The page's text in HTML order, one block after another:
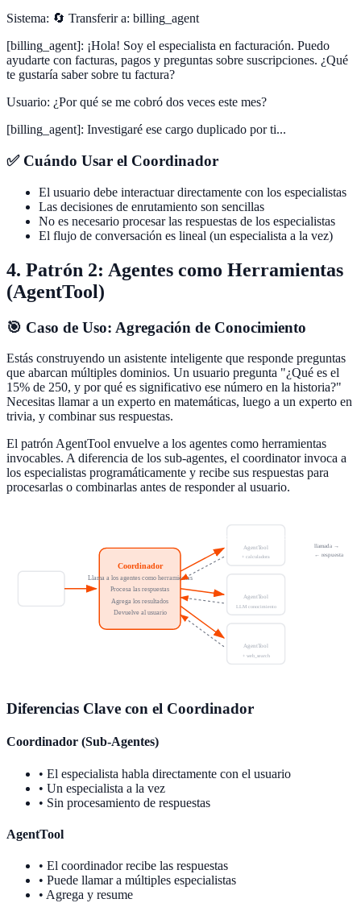
Sistema: 🔄 Transferir a: billing_agent
[billing_agent]: ¡Hola! Soy el especialista en facturación. Puedo
ayudarte con facturas, pagos y preguntas sobre suscripciones. ¿Qué
te gustaría saber sobre tu factura?
Usuario: ¿Por qué se me cobró dos veces este mes?
[billing_agent]: Investigaré ese cargo duplicado por ti...
✅ Cuándo Usar el Coordinador
El usuario debe interactuar directamente con los especialistas
Las decisiones de enrutamiento son sencillas
No es necesario procesar las respuestas de los especialistas
El flujo de conversación es lineal (un especialista a la vez)
4. Patrón 2: Agentes como Herramientas
(AgentTool)
🎯 Caso de Uso: Agregación de Conocimiento
Estás construyendo un asistente inteligente que responde preguntas
que abarcan múltiples dominios. Un usuario pregunta "¿Qué es el
15% de 250, y por qué es significativo ese número en la historia?"
Necesitas llamar a un experto en matemáticas, luego a un experto en
trivia, y combinar sus respuestas.
El patrón AgentTool envuelve a los agentes como herramientas
invocables. A diferencia de los sub-agentes, el coordinator invoca a
los especialistas programáticamente y recibe sus respuestas para
procesarlas o combinarlas antes de responder al usuario.
Coordinador
Llama a los agentes como herramientas
Procesa las respuestas
Agrega los resultados
Devuelve al usuario
AgentTool
+ calculadora
AgentTool
LLM conocimiento
AgentTool
+ web_search
llamada →
← respuesta
Diferencias Clave con el Coordinador
Coordinador (Sub-Agentes)
• El especialista habla directamente con el usuario
• Un especialista a la vez
• Sin procesamiento de respuestas
AgentTool
• El coordinador recibe las respuestas
• Puede llamar a múltiples especialistas
• Agrega y resume